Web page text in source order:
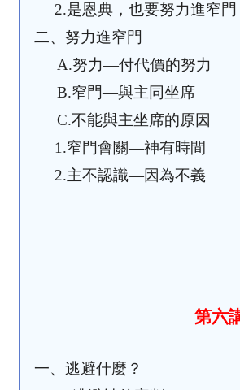
2.是恩典，也要努力進窄門
二、 努力進窄門
A.努力—付代價的努力
B.窄門—與主同坐席
C.不能與主坐席的原因
1.窄門會關—神有時間
2.主不認識—因為不義
第六
一、 逃避什麼？